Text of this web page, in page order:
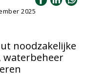
2025
noodzakelijke
waterbeheer